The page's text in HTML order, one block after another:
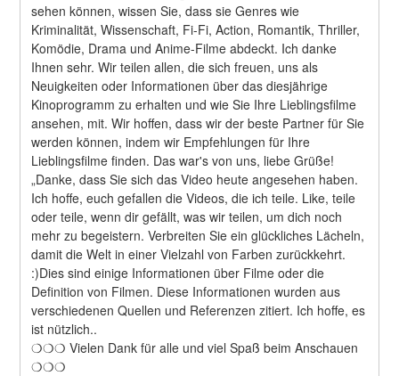
sehen können, wissen Sie, dass sie Genres wie
Kriminalität, Wissenschaft, Fi-Fi, Action, Romantik, Thriller,
Komödie, Drama und Anime-Filme abdeckt. Ich danke
Ihnen sehr. Wir teilen allen, die sich freuen, uns als
Neuigkeiten oder Informationen über das diesjährige
Kinoprogramm zu erhalten und wie Sie Ihre Lieblingsfilme
ansehen, mit. Wir hoffen, dass wir der beste Partner für Sie
werden können, indem wir Empfehlungen für Ihre
Lieblingsfilme finden. Das war's von uns, liebe Grüße!
„Danke, dass Sie sich das Video heute angesehen haben.
Ich hoffe, euch gefallen die Videos, die ich teile. Like, teile
oder teile, wenn dir gefällt, was wir teilen, um dich noch
mehr zu begeistern. Verbreiten Sie ein glückliches Lächeln,
damit die Welt in einer Vielzahl von Farben zurückkehrt.
:)Dies sind einige Informationen über Filme oder die
Definition von Filmen. Diese Informationen wurden aus
verschiedenen Quellen und Referenzen zitiert. Ich hoffe, es
ist nützlich..
❍❍❍ Vielen Dank für alle und viel Spaß beim Anschauen
❍❍❍